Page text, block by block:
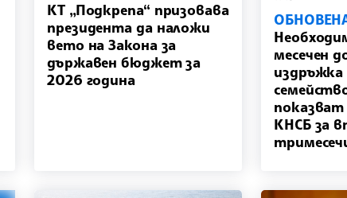
КТ „Подкрепа“ призовава
президента да наложи
вето на Закона за
държавен бюджет за
2026 година
месечен
КНСБ за